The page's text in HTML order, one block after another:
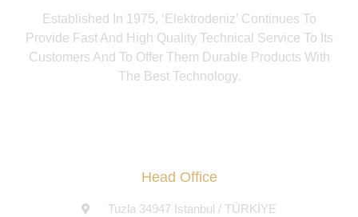
Established In 1975, ‘Elektrodeniz’ Continues To
Provide Fast And High Quality Technical Service To Its
Customers And To Offer Them Durable Products With
The Best Technology.
Head Office
Tuzla 34947 Istanbul / TÜRKİYE